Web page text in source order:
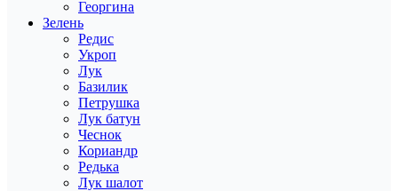
Георгина
Зелень
Редис
Укроп
Лук
Базилик
Петрушка
Лук батун
Чеснок
Кориандр
Редька
Лук шалот